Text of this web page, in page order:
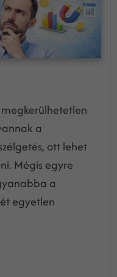
a
ott lehet
Mégis egyre
a
egyetlen